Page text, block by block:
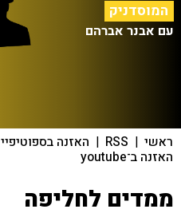
המוסדניק
עם אבנר אברהם
ראשי |
RSS
| האזנה בספוטיפיי
האזנה ב־youtube
ממדים לחליפה